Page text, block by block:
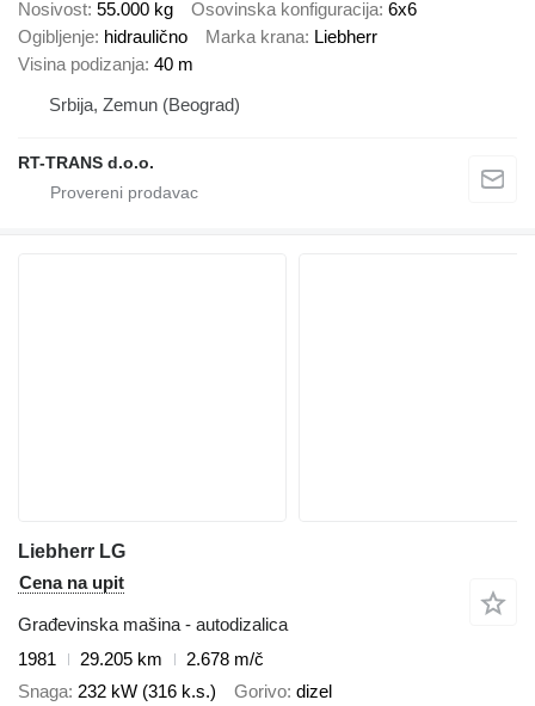
Nosivost 55.000 kg Osovinska konfiguracija 6x6
Ogibljenje hidraulično Marka krana Liebherr
Visina podizanja 40 m
Srbija, Zemun (Beograd)
RT-TRANS d.o.o.
Liebherr LG
Cena na upit
Građevinska mašina - autodizalica
1981
29.205 km
2.678 m/č
Snaga 232 kW (316 k.s.) Gorivo dizel